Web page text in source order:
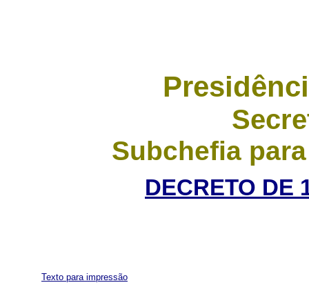
Subchefia
DECRETO DE
Texto para impressão